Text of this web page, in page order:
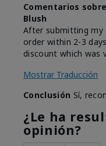
Comentarios
Blush
After submitting my
order within 2-3
discount which was
Mostrar Traducción
Conclusión Sí,
¿Le ha
opinión?